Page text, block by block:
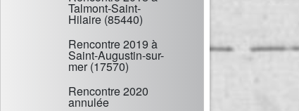
Talmont-Saint-
Hilaire (85440)
Rencontre 2019 à
Saint-Augustin-sur-
mer (17570)
Rencontre 2020
annulée